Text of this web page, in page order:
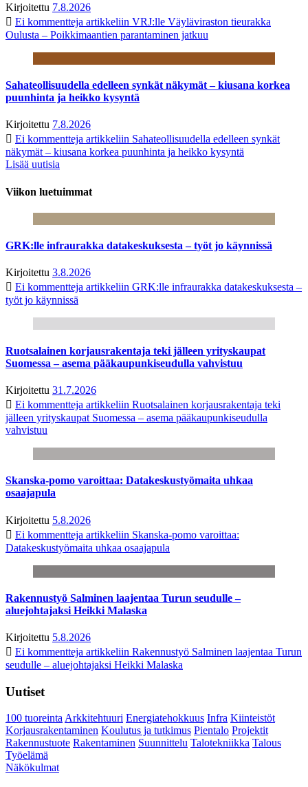
Kirjoitettu 7.8.2026
Ei kommentteja artikkeliin VRJ:lle Väyläviraston tieurakka
Oulusta – Poikkimaantien parantaminen jatkuu
Sahateollisuudella edelleen synkät näkymät – kiusana korkea
puunhinta ja heikko kysyntä
Kirjoitettu 7.8.2026
Ei kommentteja artikkeliin Sahateollisuudella edelleen synkät
näkymät – kiusana korkea puunhinta ja heikko kysyntä
Lisää uutisia
Viikon luetuimmat
GRK:lle infraurakka datakeskuksesta – työt jo käynnissä
Kirjoitettu 3.8.2026
Ei kommentteja artikkeliin GRK:lle infraurakka datakeskuksesta –
työt jo käynnissä
Ruotsalainen korjausrakentaja teki jälleen yrityskaupat
Suomessa – asema pääkaupunkiseudulla vahvistuu
Kirjoitettu 31.7.2026
Ei kommentteja artikkeliin Ruotsalainen korjausrakentaja teki
jälleen yrityskaupat Suomessa – asema pääkaupunkiseudulla
vahvistuu
Skanska-pomo varoittaa: Datakeskustyömaita uhkaa
osaajapula
Kirjoitettu 5.8.2026
Ei kommentteja artikkeliin Skanska-pomo varoittaa:
Datakeskustyömaita uhkaa osaajapula
Rakennustyö Salminen laajentaa Turun seudulle –
aluejohtajaksi Heikki Malaska
Kirjoitettu 5.8.2026
Ei kommentteja artikkeliin Rakennustyö Salminen laajentaa Turun
seudulle – aluejohtajaksi Heikki Malaska
Uutiset
100 tuoreintaArkkitehtuuri Energiatehokkuus Infra Kiinteistöt
Korjausrakentaminen Koulutus ja tutkimus Pientalo Projektit
Rakennustuote Rakentaminen Suunnittelu Talotekniikka Talous
Työelämä
Näkökulmat